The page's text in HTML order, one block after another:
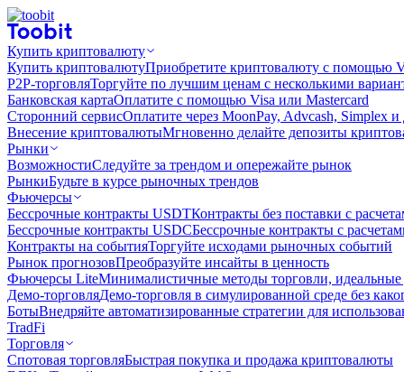
Купить криптовалюту
Купить криптовалютуПриобретите криптовалюту с помощью
P2P-торговляТоргуйте по лучшим ценам с несколькими
Банковская картаОплатите с помощью Visa или Mastercard
Сторонний сервисОплатите через MoonPay, Advcash, Simplex и
Внесение криптовалютыМгновенно делайте депозиты
Рынки
ВозможностиСледуйте за трендом и опережайте рынок
РынкиБудьте в курсе рыночных трендов
Фьючерсы
Бессрочные контракты USDTКонтракты без поставки с
Бессрочные контракты USDCБессрочные контракты с
Контракты на событияТоргуйте исходами рыночных событий
Рынок прогнозовПреобразуйте инсайты в ценность
Фьючерсы LiteМинималистичные методы торговли, идеальные
Демо-торговляДемо-торговля в симулированной среде без
БотыВнедряйте автоматизированные стратегии для
TradFi
Торговля
Спотовая торговляБыстрая покупка и продажа криптовалюты